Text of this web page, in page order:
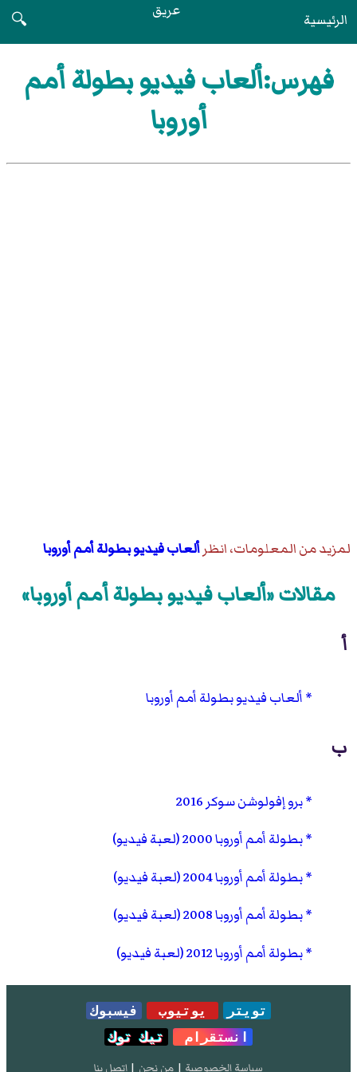
الرئيسية عريق
🔍
فهرس:ألعاب فيديو بطولة أمم
أوروبا
لمزيد من المعلومات، انظرألعاب فيديو بطولة أمم أوروبا
مقالات «ألعاب فيديو بطولة أمم أوروبا»
أ
ألعاب فيديو بطولة أمم أوروبا
ب
برو إفولوشن سوكر 2016
بطولة أمم أوروبا 2000 (لعبة فيديو)
بطولة أمم أوروبا 2004 (لعبة فيديو)
بطولة أمم أوروبا 2008 (لعبة فيديو)
بطولة أمم أوروبا 2012 (لعبة فيديو)
تويتر يوتيوب
فيسبوك
انستقرام
تيك توك
سياسة الخصوصية | من نحن | إتصل بنا